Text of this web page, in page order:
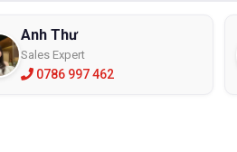
Anh Thư
Sales Expert
0786 997 462